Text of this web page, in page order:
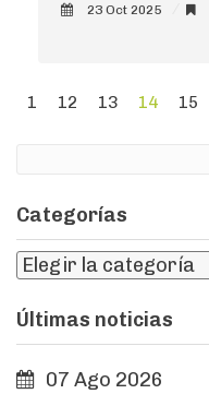
23 Oct 2025
1 12 13 14 15
Categorías
Últimas noticias
07 Ago 2026